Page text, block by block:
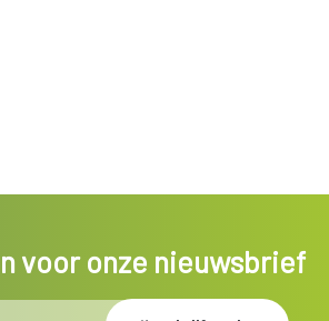
voor onze nieuwsbrief